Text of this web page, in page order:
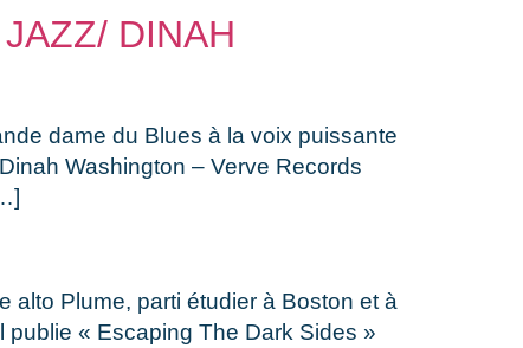
DINAH
dame du Blues à la voix puissante
Washington – Verve Records
alto Plume, parti étudier à Boston et à
publie « Escaping The Dark Sides »